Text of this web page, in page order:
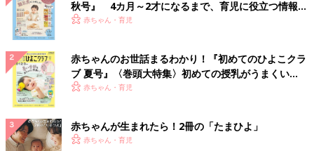
加えて、生まれてきたときはお腹の内臓がほとんど飛び出ていて
体幹が細く、肺が育っていませんでした。呼吸の維持に難渋し
て、半年間は気管挿管され、NICU（新生児集中治療管理室）で
絶対安静の状態に。その後GCU（新生児回復室）、一般病棟へと
移り、生後10ヵ月直前でやっと退院できました。
子どもが自由に動けるのは、人工呼吸器のチューブ
が届く半径2メートル
秋号』 4カ月～2才になるまで、育児に役立つ情報が
いっぱい！
赤ちゃん・育児
赤ちゃんのお世話まるわかり！『初めてのひよこクラ
ブ 夏号』〈巻頭大特集〉初めての授乳がうまくい
く！ おっぱい・ミルクの基本と夏のトラブル 解決テ
赤ちゃん・育児
赤ちゃんが生まれたら！2冊の「たまひよ」
赤ちゃん・育児